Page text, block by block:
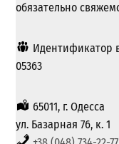
обязательно
Идентификатор в
05363
65011, г. Одесса
ул. Базарная 76, к. 1